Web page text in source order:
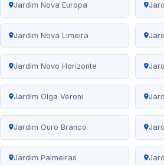
Jardim Nova Europa
Jardim Nova Limeira
Jardim Novo Horizonte
Jardim Olga Veroni
Jardim Ouro Branco
Jardim Palmeiras